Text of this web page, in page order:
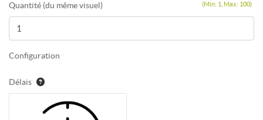
(Min: 1, Max: 100)
Quantité (du même visuel)
Configuration
Délais